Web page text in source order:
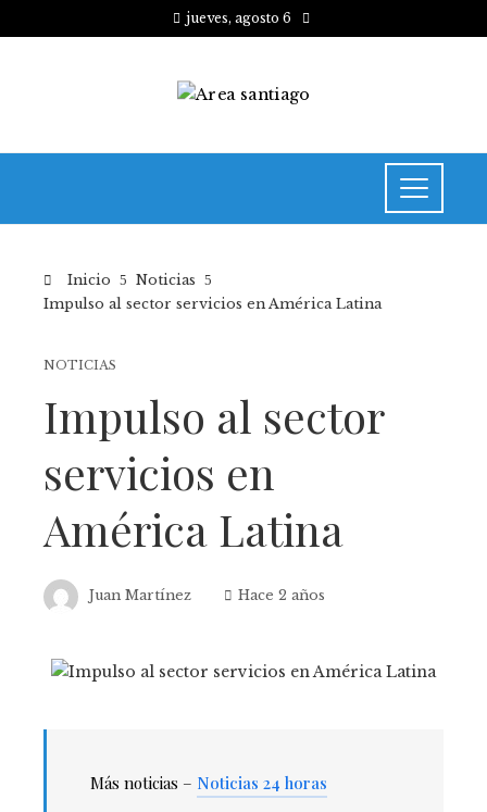
jueves, agosto 6
Inicio
Noticias
Impulso al sector servicios en América Latina
NOTICIAS
Impulso al sector
servicios en
América Latina
Juan Martínez Hace 2 años
Más noticias – Noticias 24 horas